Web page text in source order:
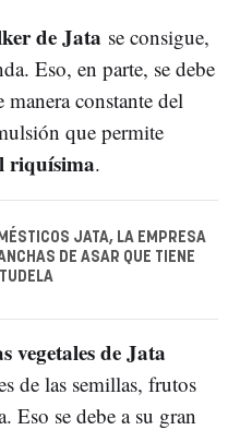
de Jata se consigue,
Eso, en parte, se debe
manera constante del
que permite
riquísima.
JATA, LA EMPRESA
DE ASAR QUE TIENE
vegetales de Jata
de las semillas, frutos
Eso se debe a su gran